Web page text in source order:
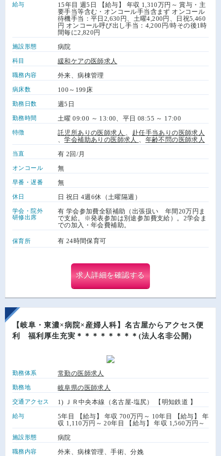
給与
15年目 週5日 【給与】 年収 1,310万円～ 賞与・主
要手当等含む・オンコール手当含まず オンコール
待機手当：平日2,630円、土曜4,200円、日祝5,460
円 オンコール呼び出し手当：4,200円/時その後1時
間毎に2,820円
施設形態 病院
科目 緩和ケアの医師求人
職務内容 外来、病棟管理
病床数 100～199床
勤務日数 週5日
勤務時間 土曜 09:00 ～ 13:00、平日 08:55 ～ 17:00
特徴 託児所ありの医師求人
赴任手当ありの医師求人
、学会補助ありの医師求人 年齢不問の医師求人
当直 有 2回/月
オンコール 無
早番・遅番 無
休日 日 祝日 4週6休（土曜隔週）
学会・院外
研修出席
有 学会参加費全額補助（出張扱い 年間20万円ま
で支給。※発表参加は別途参加費支給）。2学会ま
での加入・年会費補助。
保育所 有 24時間保育可
求人詳細を確認する
【岐阜・東濃×病院×産婦人科】名古屋からアクセス便
利 福利厚生充実＊＊＊＊＊＊＊＊(法人名非公開)
勤務体系 常勤の医師求人
勤務地 岐阜県の医師求人
交通アクセス 1) ＪＲ中央本線（名古屋-塩尻） 【明知鉄道 】
給与
5年目 【給与】 年収 700万円～ 10年目 【給与】 年
収 1,110万円～ 20年目 【給与】 年収 1,560万円～
施設形態 病院
職務内容 外来、病棟管理、手術、分娩